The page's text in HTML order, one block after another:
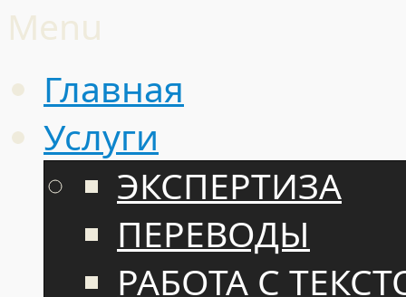
Menu
Главная
Услуги
ЭКСПЕРТИЗА
ПЕРЕВОДЫ
РАБОТА С